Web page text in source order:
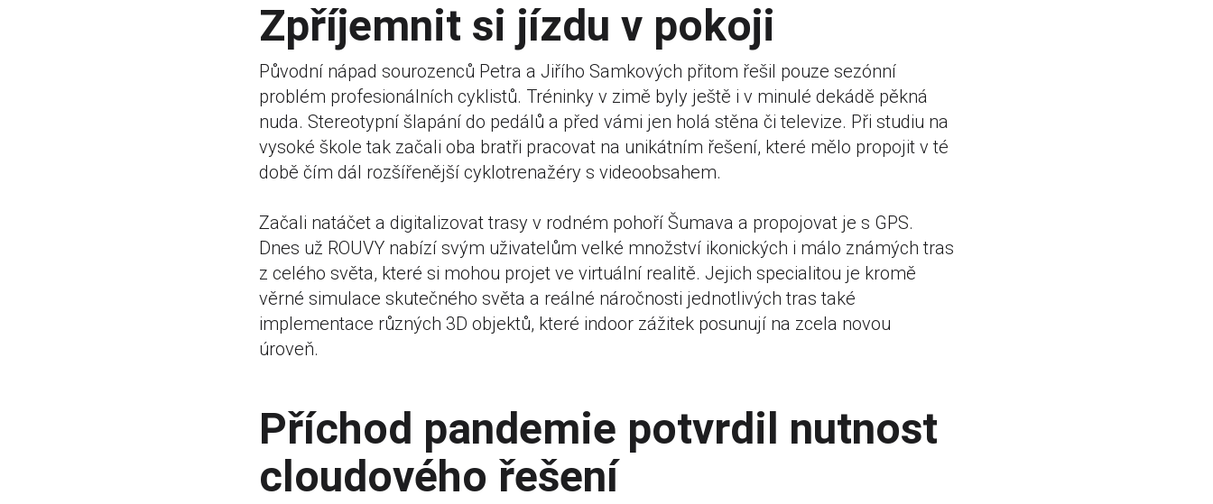
Zpříjemnit si jízdu v pokoji
Původní nápad sourozenců Petra a Jiřího Samkových přitom řešil pouze sezónní
problém profesionálních cyklistů. Tréninky v zimě byly ještě i v minulé dekádě pěkná
nuda. Stereotypní šlapání do pedálů a před vámi jen holá stěna či televize. Při studiu na
vysoké škole tak začali oba bratři pracovat na unikátním řešení, které mělo propojit v té
době čím dál rozšířenější cyklotrenažéry s videoobsahem.
Začali natáčet a digitalizovat trasy v rodném pohoří Šumava a propojovat je s GPS.
Dnes už ROUVY nabízí svým uživatelům velké množství ikonických i málo známých tras
z celého světa, které si mohou projet ve virtuální realitě. Jejich specialitou je kromě
věrné simulace skutečného světa a reálné náročnosti jednotlivých tras také
implementace různých 3D objektů, které indoor zážitek posunují na zcela novou
úroveň.
Příchod pandemie potvrdil nutnost
cloudového řešení